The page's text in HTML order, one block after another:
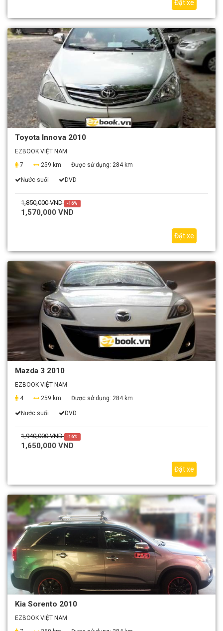
Đặt xe
Toyota Innova 2010
EZBOOK VIỆT NAM
7
259 km Được sử dụng: 284 km
Nước suối DVD
1,850,000 VND -16%
1,570,000 VND
Đặt xe
Mazda 3 2010
EZBOOK VIỆT NAM
4
259 km Được sử dụng: 284 km
Nước suối DVD
1,940,000 VND -16%
1,650,000 VND
Đặt xe
Kia Sorento 2010
EZBOOK VIỆT NAM